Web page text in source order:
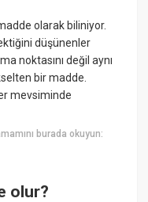
olarak biliniyor.
düşünenler
noktasını değil aynı
bir madde.
mevsiminde
burada okuyun:
olur?